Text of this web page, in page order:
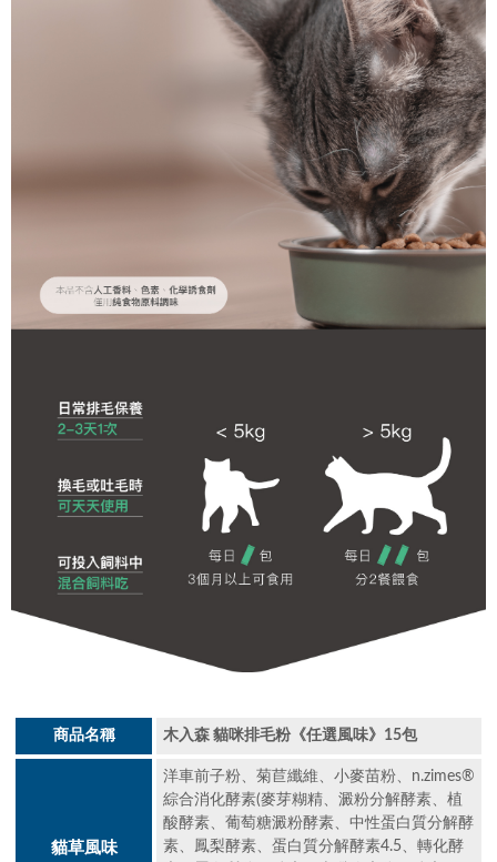
商品名稱 木入森 貓咪排毛粉《任選風味》15包
貓草風味
洋車前子粉、菊苣纖維、小麥苗粉、n.zimes®
綜合消化酵素(麥芽糊精、澱粉分解酵素、植
酸酵素、葡萄糖澱粉酵素、中性蛋白質分解酵
素、鳳梨酵素、蛋白質分解酵素4.5、轉化酵